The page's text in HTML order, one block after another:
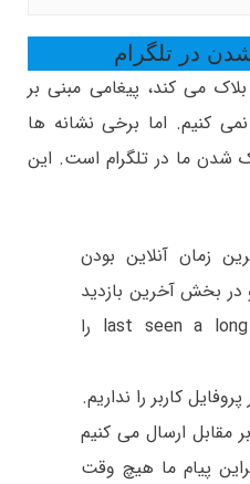
در تلگرام
می کند، پیغامی مبنی بر
کنیم. اما برخی نشانه ها
شدن ما در تلگرام است. این
زمان آنلاین بودن
و در بخش آخرین بازدید
عبارت last seen a long time a go را
کاربر را نداریم.
مقابل ارسال می کنیم
پیام ما هیچ وقت